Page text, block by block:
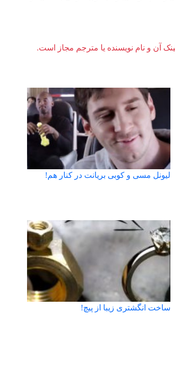
آن و نام نویسنده یا مترجم مجاز است.
لیونل مسی و کوبی بریانت در کنار هم!
ساخت انگشتری زیبا از پیچ!